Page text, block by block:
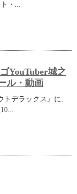
・...
YouTuber城之
ル・動画
トデラックス』に、